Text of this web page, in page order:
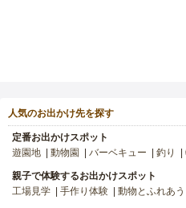
人気のお出かけ先を探す
定番お出かけスポット
遊園地
動物園 バーベキュー 釣り
親子で体験するお出かけスポット
工場見学
手作り体験 動物とふれあう